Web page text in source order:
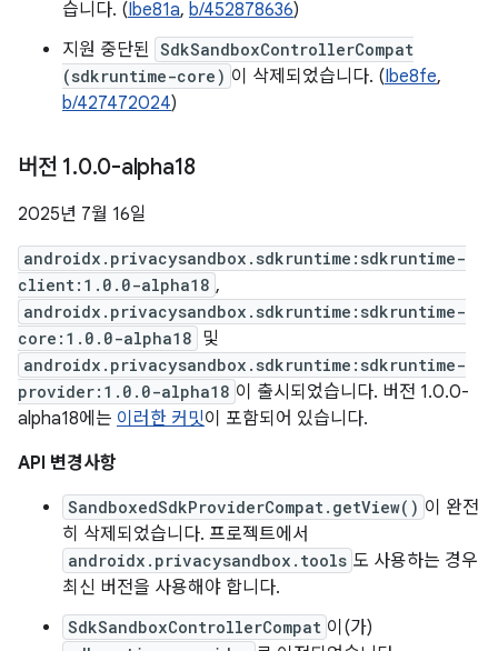
습니다. (Ibe81a, b/452878636)
지원 중단된 SdkSandboxControllerCompat
(sdkruntime-core) 이 삭제되었습니다. (Ibe8fe,
b/427472024)
버전 1.0.0-alpha18
2025년 7월 16일
androidx.privacysandbox.sdkruntime:sdkruntime-
client:1.0.0-alpha18 ,
androidx.privacysandbox.sdkruntime:sdkruntime-
core:1.0.0-alpha18 및
androidx.privacysandbox.sdkruntime:sdkruntime-
provider:1.0.0-alpha18 이 출시되었습니다. 버전 1.0.0-
alpha18에는 이러한 커밋이 포함되어 있습니다.
API 변경사항
SandboxedSdkProviderCompat.getView() 이 완전
히 삭제되었습니다. 프로젝트에서
androidx.privacysandbox.tools 도 사용하는 경우
최신 버전을 사용해야 합니다.
SdkSandboxControllerCompat 이(가)